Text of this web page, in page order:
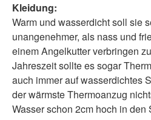
Kleidung:
Warm und wasserdicht soll sie
unangenehmer, als nass und
einem Angelkutter verbringen
Jahreszeit sollte es sogar
auch immer auf wasserdichtes
der wärmste Thermoanzug
Wasser schon 2cm hoch in den